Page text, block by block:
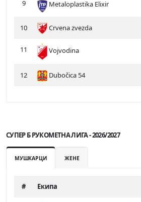
9 Metaloplastika Elixir
10 Crvena zvezda
11 Vojvodina
12 Dubočica 54
СУПЕР Б РУКОМЕТНА ЛИГА - 2026/2027
МУШКАРЦИ ЖЕНЕ
# Екипа